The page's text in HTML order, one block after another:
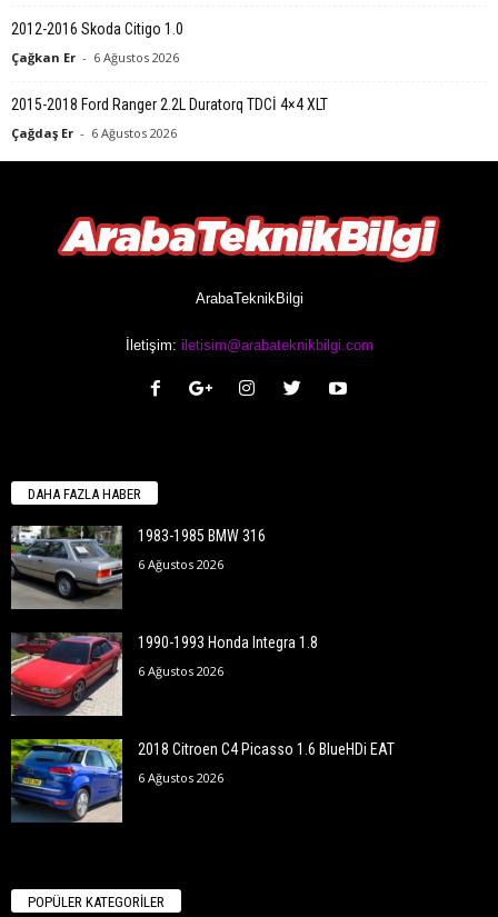
2012-2016 Skoda Citigo 1.0
Çağkan Er - 6 Ağustos 2026
2015-2018 Ford Ranger 2.2L Duratorq TDCİ 4×4 XLT
Çağdaş Er - 6 Ağustos 2026
ArabaTeknikBilgi
İletişim: iletisim@arabateknikbilgi.com
DAHA FAZLA HABER
1983-1985 BMW 316
6 Ağustos 2026
1990-1993 Honda Integra 1.8
6 Ağustos 2026
2018 Citroen C4 Picasso 1.6 BlueHDi EAT
6 Ağustos 2026
POPÜLER KATEGORİLER